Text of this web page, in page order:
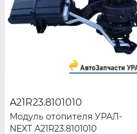
A21R23.8101010
Модуль отопителя УРАЛ-
NEXT А21R23.8101010